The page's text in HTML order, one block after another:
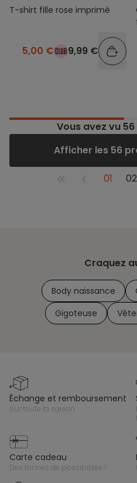
T-shirt fille rose imprimé
5,00 € 9,99 €
Vous avez vu 56
01 02
Craquez
Body naissance
Gigoteuse
échange et remboursement
sur toute la saison
par
carte cadeau
des tonnes de possibilités !